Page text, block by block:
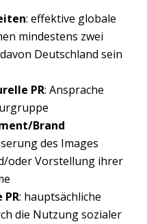
: effektive globale
mindestens zwei
Deutschland sein
PR: Ansprache
Brand
des Images
oder Vorstellung ihrer
: hauptsächliche
die Nutzung sozialer